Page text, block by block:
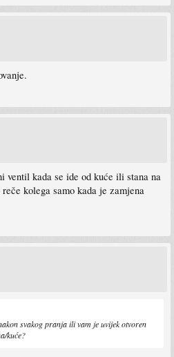
ventil kada se ide od kuće ili stana na
kolega samo kada je zamjena
svakog pranja ili vam je uvijek otvoren
kuće?